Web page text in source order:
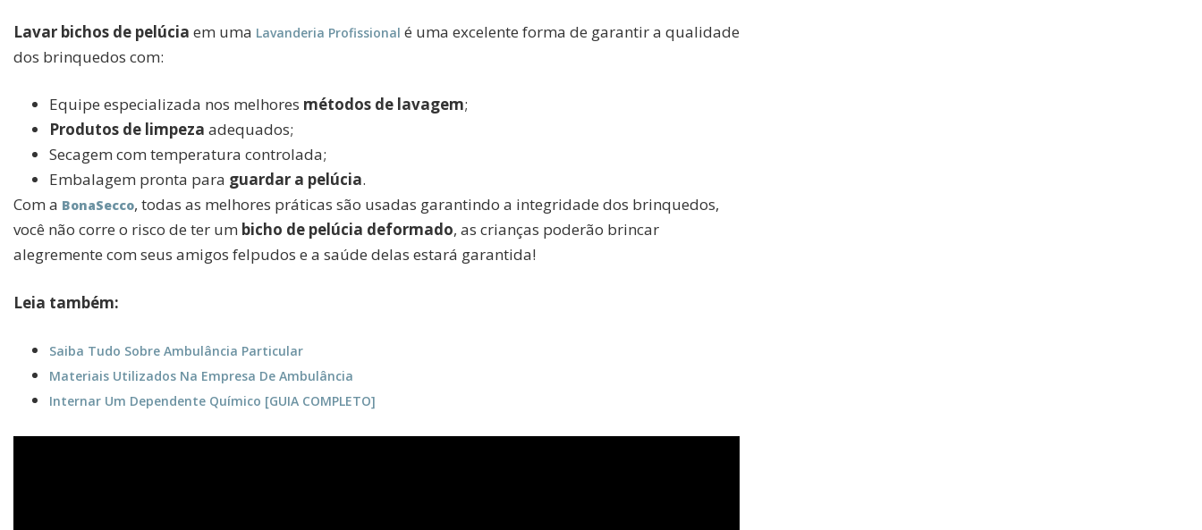
Lavar bichos de pelúcia em uma Lavanderia Profissional é uma excelente forma de garantir a qualidade
dos brinquedos com:
Equipe especializada nos melhores métodos de lavagem;
Produtos de limpeza adequados;
Secagem com temperatura controlada;
Embalagem pronta para guardar a pelúcia.
Com a BonaSecco, todas as melhores práticas são usadas garantindo a integridade dos brinquedos,
você não corre o risco de ter um bicho de pelúcia deformado, as crianças poderão brincar
alegremente com seus amigos felpudos e a saúde delas estará garantida!
Leia também:
Saiba Tudo Sobre Ambulância Particular
Materiais Utilizados Na Empresa De Ambulância
Internar Um Dependente Químico [GUIA COMPLETO]